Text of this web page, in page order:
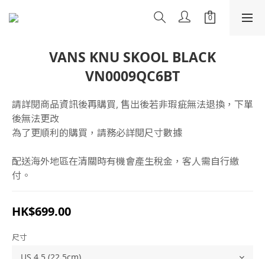
VANS KNU SKOOL BLACK
VN0009QC6BT
請詳閱商品資訊後再購買, 售出後若非瑕疵無法退換，下單
後無法更改
為了更順利的購買，請務必詳閱尺寸數據
配送海外地區在清關時有機會產生稅金，客人需自行繳
付。
HK$699.00
尺寸